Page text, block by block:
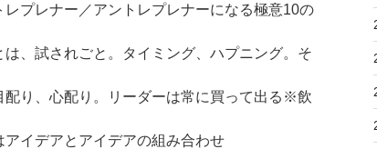
プレナー／アントレプレナーになる極意10の
は、試されごと。タイミング、ハプニング。そ
配り、心配り。リーダーは常に買って出る※飲
アイデアとアイデアの組み合わせ